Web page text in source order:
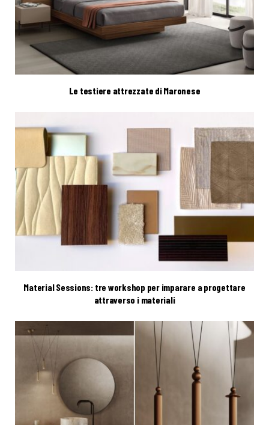
Le testiere attrezzate di Maronese
Material Sessions: tre workshop per imparare a progettare
attraverso i materiali